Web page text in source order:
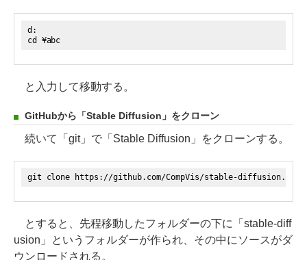
d:
cd ¥abc
と入力して移動する。
GitHubから「Stable Diffusion」をクローン
続いて「git」で「Stable Diffusion」をクローンする。
git clone https://github.com/CompVis/stable-diffusion.git
とすると、先程移動したフォルダーの下に「stable-diff
usion」というフォルダーが作られ、その中にソースがダ
ウンロードされる。